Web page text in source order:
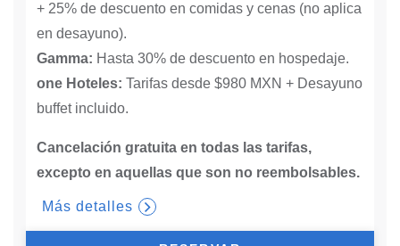
+ 25% de descuento en comidas y cenas (no aplica
en desayuno).
Gamma: Hasta 30% de descuento en hospedaje.
one Hoteles: Tarifas desde $980 MXN + Desayuno
buffet incluido.
Cancelación gratuita en todas las tarifas,
excepto en aquellas que son no reembolsables.
Más detalles